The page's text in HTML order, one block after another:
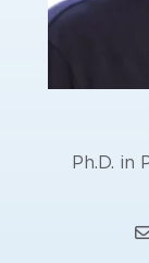
Ph.D. in